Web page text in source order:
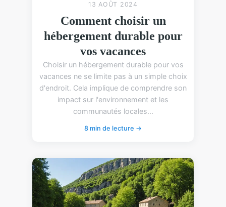
13 AOÛT 2024
Comment choisir un
hébergement durable pour
vos vacances
Choisir un hébergement durable pour vos
vacances ne se limite pas à un simple choix
d'endroit. Cela implique de comprendre son
impact sur l'environnement et les
communautés locales...
8 min de lecture →